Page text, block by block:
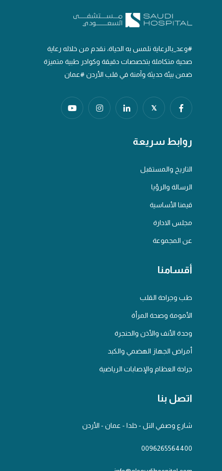
#وعد_بالرعاية نلمس به الحياة، نقدم من خلاله رعاية
صحية متكاملة بتخصصات دقيقة وكوادر طبية متميزة
ضمن بيئة حديثة وآمنة في قلب الأردن #عمان
𝕏
روابط سريعة
التاريخ والمستقبل
الرسالة والرؤيا
قيمنا الأساسية
مجلس الادارة
عن المجموعة
أقسامنا
طب وجراحة القلب
الأمومة وصحة المرأة
وحدة الأنف والأذن والحنجرة
أمراض الجهاز الهضمي والكبد
جراحة العظام والإصابات الرياضية
اتصل بنا
شارع وصفي التل - خلدا - عمان - الأردن
0096265564400